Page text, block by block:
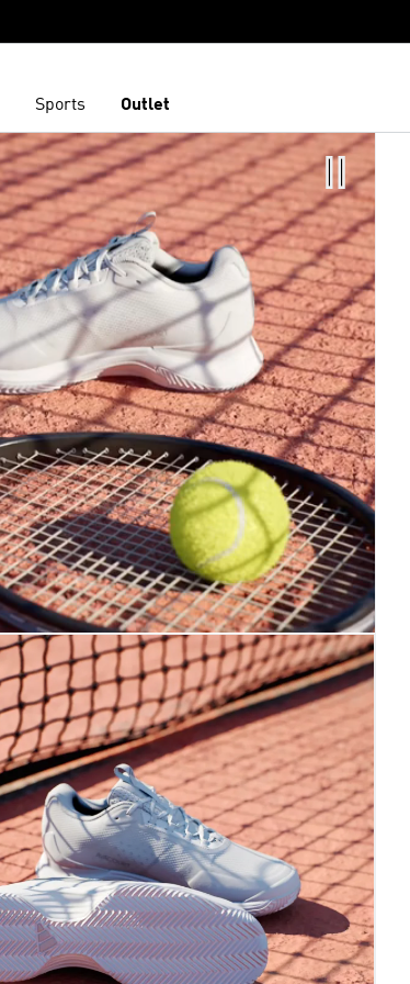
Sports Outlet